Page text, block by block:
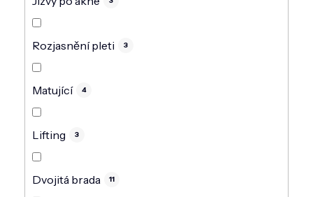
Rozjasnění pleti 3
Matující 4
Lifting 3
Dvojitá brada 11